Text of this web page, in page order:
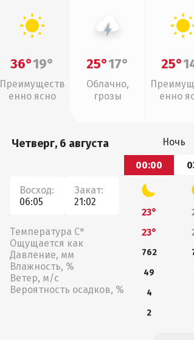
36°19°
Преимуществ
енно ясно
25°17°
Облачно,
грозы
25°
енно
Четверг, 6 августа
Восход:
06:05
Закат:
21:02
Температура С°
Ощущается как
Давление, мм
Влажность, %
Ветер, м/с
Вероятность осадков, %
Ночь
00:00
23°
23°
762
49
4
2